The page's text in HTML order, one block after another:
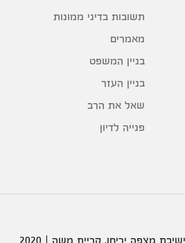
תשובות בדיני ממונות
מאמרים
בניין המשפט
בניין העזר
שאל את הרב
פנייה לדיון
מצפה יריחו, קריית משה | 2020